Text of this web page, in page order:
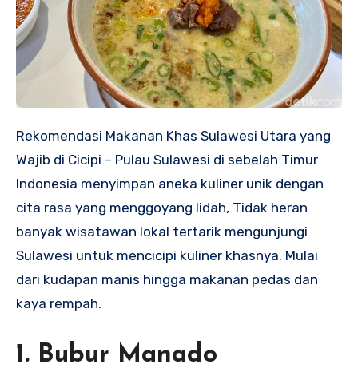
Rekomendasi Makanan Khas Sulawesi Utara yang
Wajib di Cicipi – Pulau Sulawesi di sebelah Timur
Indonesia menyimpan aneka kuliner unik dengan
cita rasa yang menggoyang lidah, Tidak heran
banyak wisatawan lokal tertarik mengunjungi
Sulawesi untuk mencicipi kuliner khasnya. Mulai
dari kudapan manis hingga makanan pedas dan
kaya rempah.
1. Bubur Manado